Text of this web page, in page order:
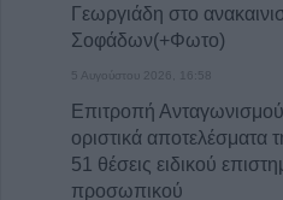
Γεωργιάδη στο
Σοφάδων(+Φωτο)
5 Αυγούστου 2026, 16:58
Επιτροπή
οριστικά αποτελέσματα
51 θέσεις ειδικού
προσωπικού